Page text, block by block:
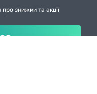
знижки та акції